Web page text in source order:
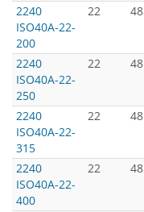
2240
ISO40A-22-
200
22 48
2240
ISO40A-22-
250
22 48
2240
ISO40A-22-
315
22 48
2240
ISO40A-22-
400
22 48